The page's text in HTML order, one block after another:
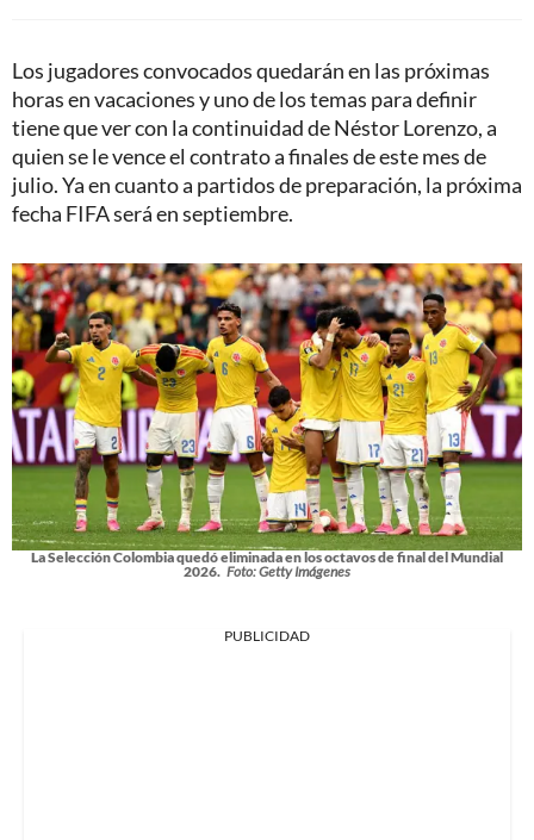
Los jugadores convocados quedarán en las próximas
horas en vacaciones y uno de los temas para definir
tiene que ver con la continuidad de Néstor Lorenzo, a
quien se le vence el contrato a finales de este mes de
julio. Ya en cuanto a partidos de preparación, la próxima
fecha FIFA será en septiembre.
La Selección Colombia quedó eliminada en los octavos de final del Mundial
2026. Foto: Getty Imágenes
PUBLICIDAD